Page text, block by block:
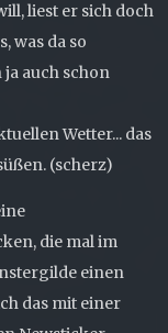
liest er sich doch
was da so
auch schon
Wetter... das
(scherz)
die mal im
einen
das mit einer